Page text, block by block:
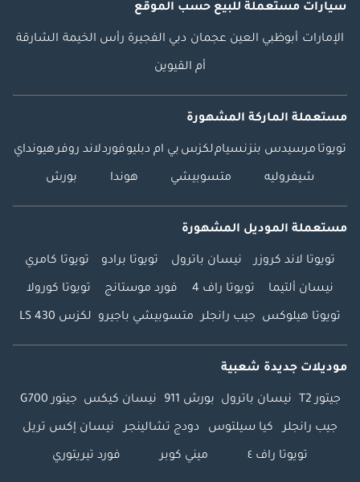
سيارات مستعملة للبيع حسب الموقع
الإمارات أبوظبي العين عجمان دبي الفجيرة رأس الخيمة الشارقة
أم القيوين
مستعملة الماركة المشهورة
تويوتا مرسيدس بنزنسياملكزس بي ام دبليوفوردلاند روفرهيونداي
شيفروليه متسوبيشي هوندا بورش
مستعملة الموديل المشهورة
تويوتا لاند كروزر نيسان باترول تويوتا برادو تويوتا كامري
نيسان ألتيما تويوتا راف 4 فورد موستانج تويوتا كورولا
تويوتا هيلوكس جيب رانجلر متسوبيشي باجيرو لكزس LS 430
موديلات جديدة شعبية
جيتور T2 نيسان باترول بورش 911 نيسان كيكس جيتور G700
جيب رانجلر كيا سيلتوس دودج تشالينجر نيسان إكس تريل
تويوتا راف ٤ ميني كوبر فورد تيريتوري